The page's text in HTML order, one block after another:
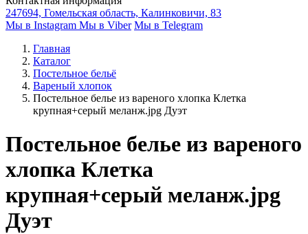
247694, Гомельская область, Калинковичи, 83
Мы в Instagram Мы в Viber Мы в Telegram
Главная
Каталог
Постельное бельё
Вареный хлопок
Постельное белье из вареного хлопка Клетка
крупная+серый меланж.jpg Дуэт
Постельное белье из вареного
хлопка Клетка
крупная+серый меланж.jpg
Дуэт